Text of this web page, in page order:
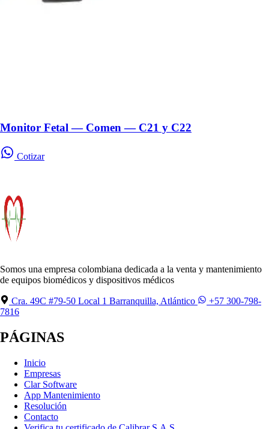
Monitor Fetal — Comen — C21 y C22
Cotizar
Somos una empresa colombiana dedicada a la venta y mantenimiento
de equipos biomédicos y dispositivos médicos
Cra. 49C #79-50 Local 1 Barranquilla, Atlántico
+57 300-798-
7816
PÁGINAS
Inicio
Empresas
Clar Software
App Mantenimiento
Resolución
Contacto